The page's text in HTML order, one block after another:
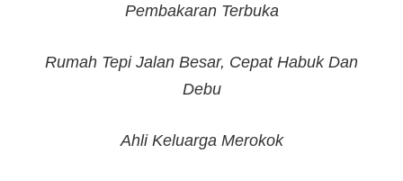
Pembakaran Terbuka
Rumah Tepi Jalan Besar, Cepat Habuk Dan
Debu
Ahli Keluarga Merokok